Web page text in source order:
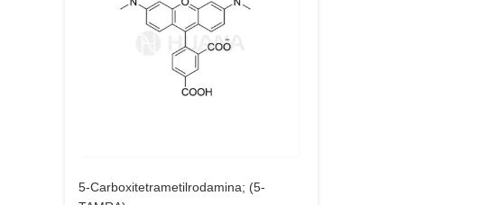
5-Carboxitetrametilrodamina; (5-